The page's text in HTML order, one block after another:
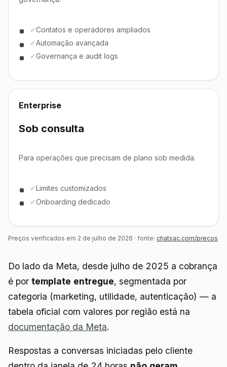
✓Contatos e operadores ampliados
✓Automação avançada
✓Governança e audit logs
Enterprise
Sob consulta
Para operações que precisam de plano sob medida.
✓ Limites customizados
✓Onboarding dedicado
Preços verificados em 2 de julho de 2026 · fonte: chatsac.com/precos
Do lado da Meta, desde julho de 2025 a cobrança
é por template entregue, segmentada por
categoria (marketing, utilidade, autenticação) — a
tabela oficial com valores por região está na
documentação da Meta.
Respostas a conversas iniciadas pelo cliente